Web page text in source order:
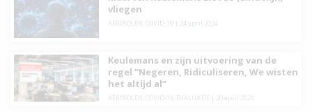
vliegen
AEROSOLEN COVID-19| 24 april 2024
Keulemans en zijn uitvoering van de
regel “Negeren, Ridiculiseren, We wisten
het altijd al”
AEROSOLEN COVID-19, EVALUATIE 20 april 2024